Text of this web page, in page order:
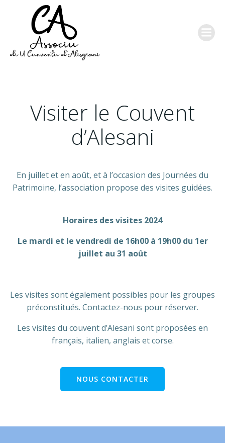
Visiter le Couvent
d’Alesani
En juillet et en août, et à l’occasion des Journées du
Patrimoine, l’association propose des visites guidées.
Horaires des visites 2024
Le mardi et le vendredi de 16h00 à 19h00 du 1er
juillet au 31 août
Les visites sont également possibles pour les groupes
préconstitués. Contactez-nous pour réserver.
Les visites du couvent d’Alesani sont proposées en
français, italien, anglais et corse.
NOUS CONTACTER